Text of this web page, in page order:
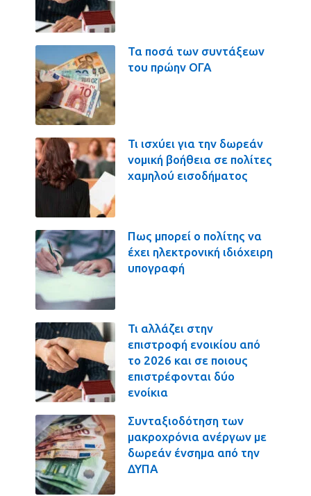
Τα ποσά των συντάξεων
του πρώην ΟΓΑ
Τι ισχύει για την δωρεάν
νομική βοήθεια σε πολίτες
χαμηλού εισοδήματος
Πως μπορεί ο πολίτης να
έχει ηλεκτρονική ιδιόχειρη
υπογραφή
Τι αλλάζει στην
επιστροφή ενοικίου από
το 2026 και σε ποιους
επιστρέφονται δύο
ενοίκια
Συνταξιοδότηση των
μακροχρόνια ανέργων με
δωρεάν ένσημα από την
ΔΥΠΑ